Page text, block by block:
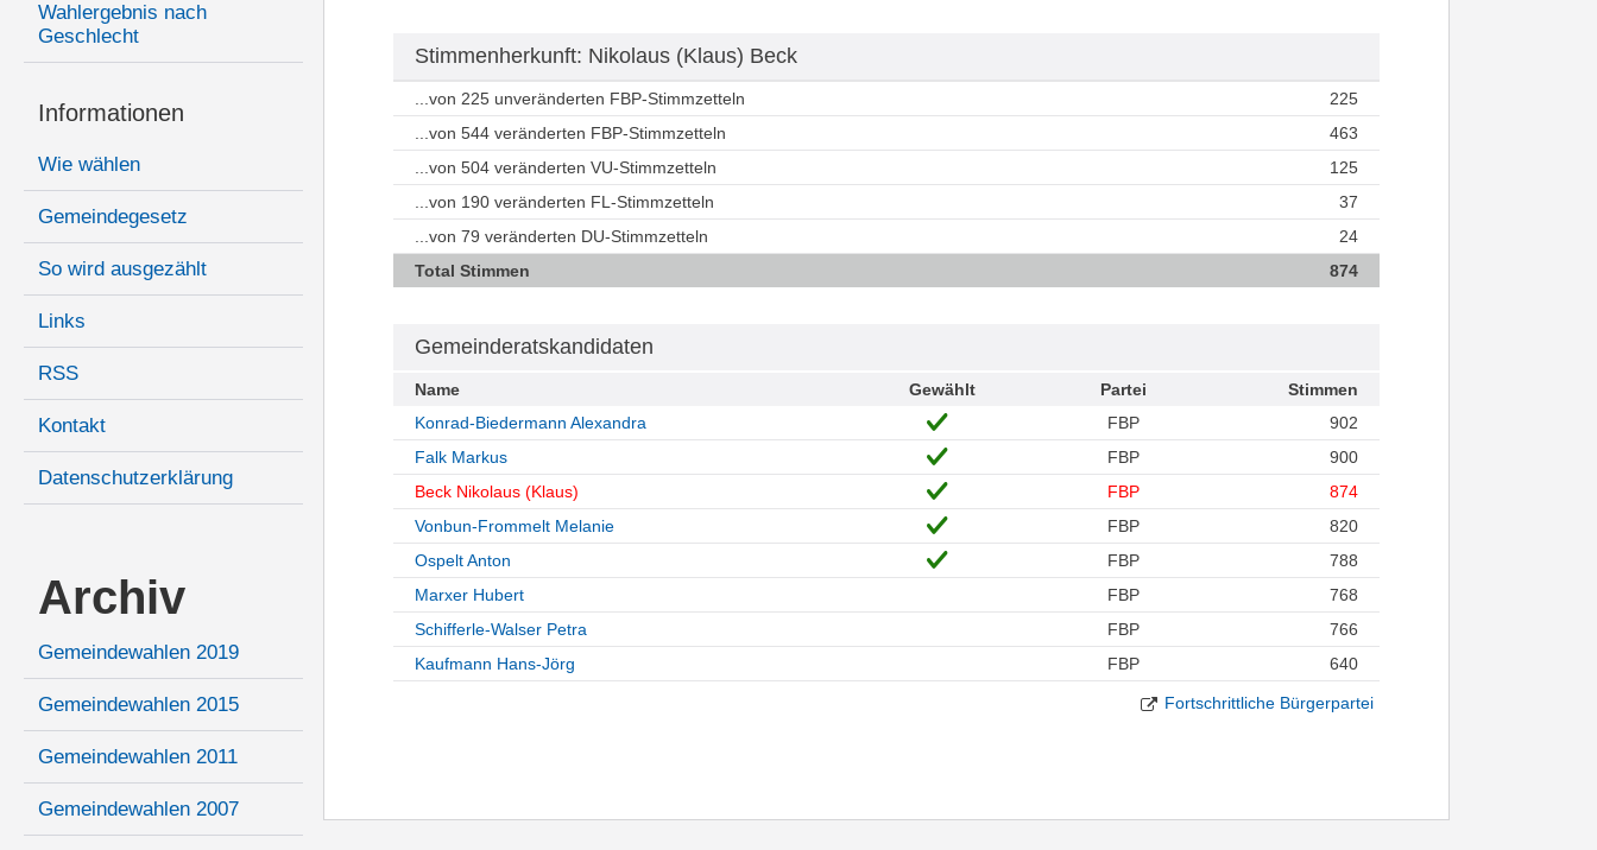
Wahlergebnis nach
Geschlecht
Informationen
Wie wählen
Gemeindegesetz
So wird ausgezählt
Links
RSS
Kontakt
Datenschutzerklärung
Archiv
Gemeindewahlen 2019
Gemeindewahlen 2015
Gemeindewahlen 2011
Gemeindewahlen 2007
Stimmenherkunft: Nikolaus (Klaus) Beck
...von 225 unveränderten FBP-Stimmzetteln
225
...von 544 veränderten FBP-Stimmzetteln
463
...von 504 veränderten VU-Stimmzetteln
125
...von 190 veränderten FL-Stimmzetteln
37
...von 79 veränderten DU-Stimmzetteln
24
Total Stimmen
874
Gemeinderatskandidaten
Name Gewählt Partei
Stimmen
Konrad-Biedermann Alexandra
FBP
902
Falk Markus
FBP
900
Beck Nikolaus (Klaus)
FBP
874
Vonbun-Frommelt Melanie
FBP
820
Ospelt Anton
FBP
788
Marxer Hubert
FBP
768
Schifferle-Walser Petra
FBP
766
Kaufmann Hans-Jörg
FBP 640
Fortschrittliche Bürgerpartei